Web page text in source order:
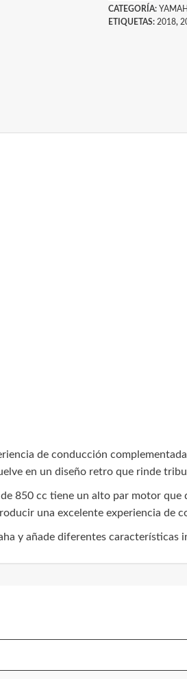
CATEGORÍA:
ETIQUETAS: 2018,
de conducción
en un diseño retro que rinde
850 cc tiene un alto par motor que
una excelente experiencia de
y añade diferentes